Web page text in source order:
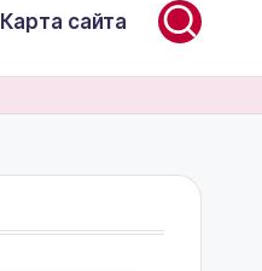
Карта сайта